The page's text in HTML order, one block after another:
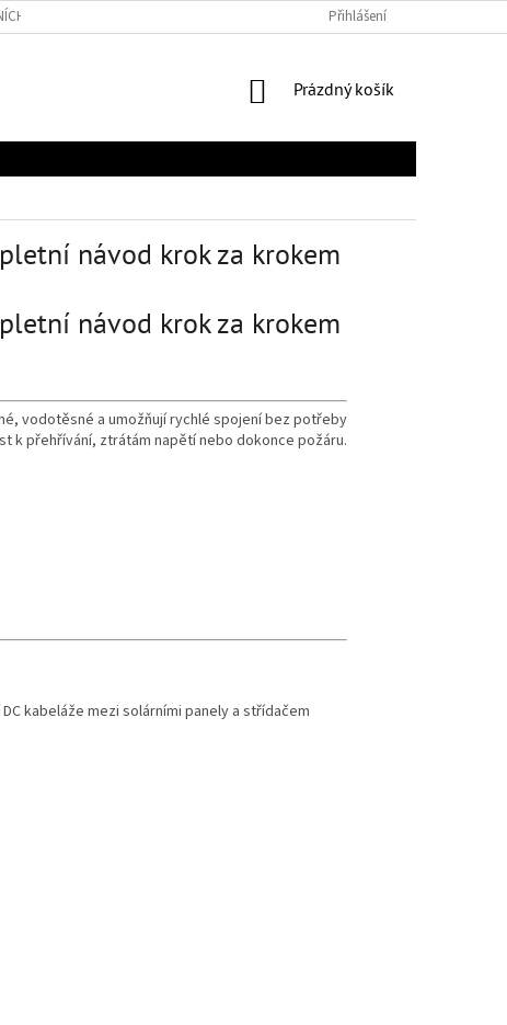
ÚDAJŮ Přihlášení
NÁKUPNÍ
Prázdný košík
návod krok za krokem
návod krok za krokem
vodotěsné a umožňují rychlé spojení bez potřeby
k přehřívání, ztrátám napětí nebo dokonce požáru.
kabeláže mezi solárními panely a střídačem